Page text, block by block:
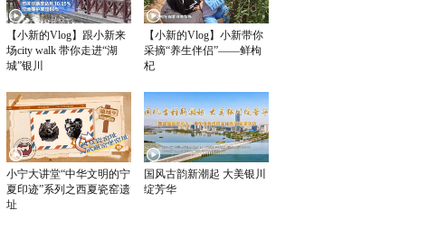
【小新的Vlog】跟小新来
场city walk 带你走进“湖
城”银川
【小新的Vlog】小新带你
采摘“养生伴侣”——鲜枸
杞
小宁大讲堂“中华文明的宁
夏印迹”系列之西夏瓷窑遗
址
国风古韵新潮起 大美银川
绽芳华